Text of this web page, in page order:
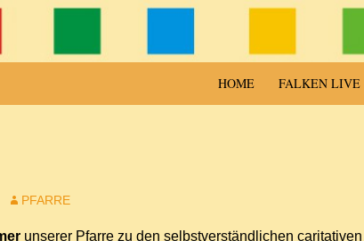
HOME FALKEN LIVE
PFARRE
unserer Pfarre zu den selbstverständlichen